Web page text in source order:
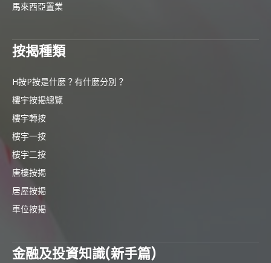
馬來西亞置業
按揭種類
H按P按是什麼？有什麼分別？
樓宇按揭總覽
樓宇轉按
樓宇一按
樓宇二按
唐樓按揭
居屋按揭
車位按揭
金融及投資知識(新手篇)